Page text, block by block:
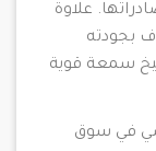
علاوة
بجودته
سمعة قوية
في سوق